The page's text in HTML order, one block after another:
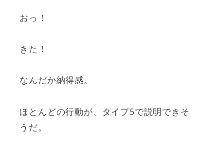
おっ！
きた！
なんだか納得感。
ほとんどの行動が、タイプ5で説明できそ
うだ。